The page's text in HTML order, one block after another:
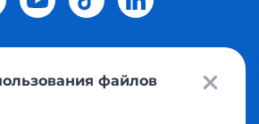
доставка покупок с интернет
в Украину.
файлов